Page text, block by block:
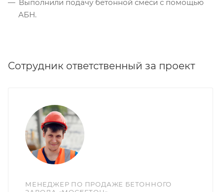
Выполнили подачу бетонной смеси с помощью
АБН.
Сотрудник ответственный за проект
МЕНЕДЖЕР ПО ПРОДАЖЕ БЕТОННОГО